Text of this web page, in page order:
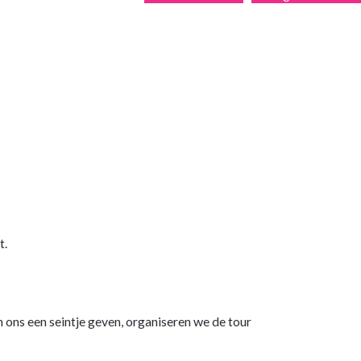
een seintje geven, organiseren we de tour